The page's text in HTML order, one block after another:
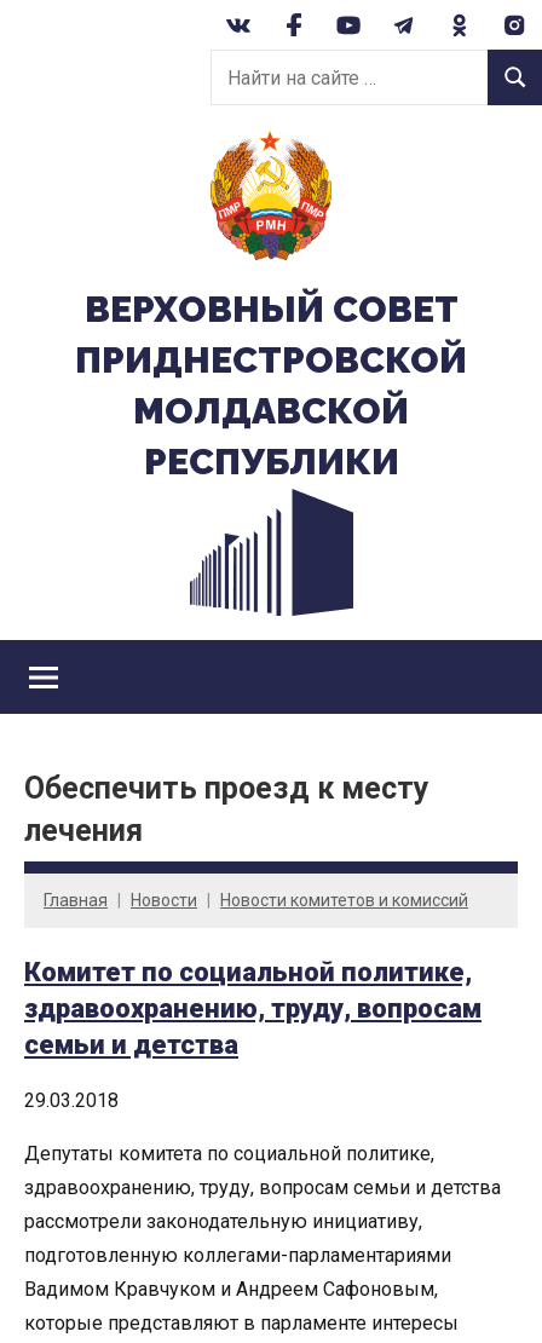
Найти
на
сайте:
ВЕРХОВНЫЙ CОВЕТ
ПРИДНЕСТРОВСКОЙ
МОЛДАВСКОЙ
РЕСПУБЛИКИ
Обеспечить проезд к месту
лечения
Главная Новости Новости комитетов и комиссий
Комитет по социальной политике,
здравоохранению, труду, вопросам
семьи и детства
29.03.2018
Депутаты комитета по социальной политике,
здравоохранению, труду, вопросам семьи и детства
рассмотрели законодательную инициативу,
подготовленную коллегами-парламентариями
Вадимом Кравчуком и Андреем Сафоновым,
которые представляют в парламенте интересы